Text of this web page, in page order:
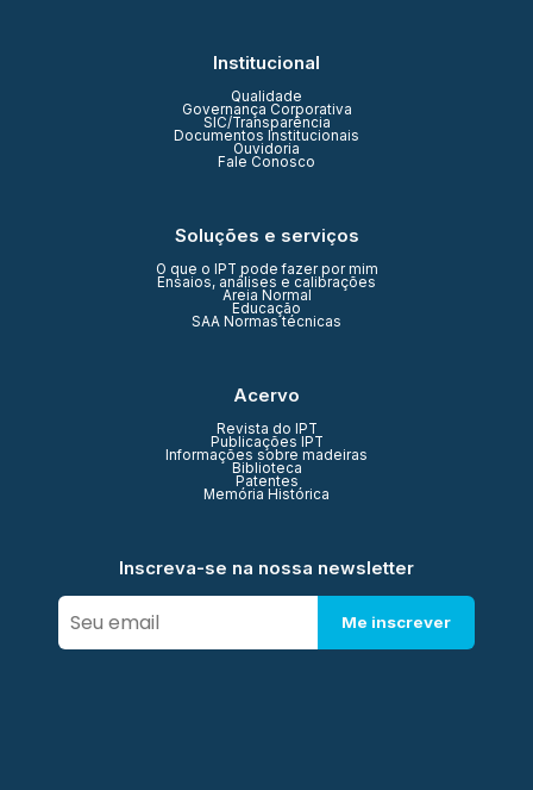
Institucional
Qualidade
Governança Corporativa
SIC/Transparência
Documentos Institucionais
Ouvidoria
Fale Conosco
Soluções e serviços
O que o IPT pode fazer por mim
Ensaios, análises e calibrações
Areia Normal
Educação
SAA Normas técnicas
Acervo
Revista do IPT
Publicações IPT
Informações sobre madeiras
Biblioteca
Patentes
Memória Histórica
Inscreva-se na nossa newsletter
Me inscrever